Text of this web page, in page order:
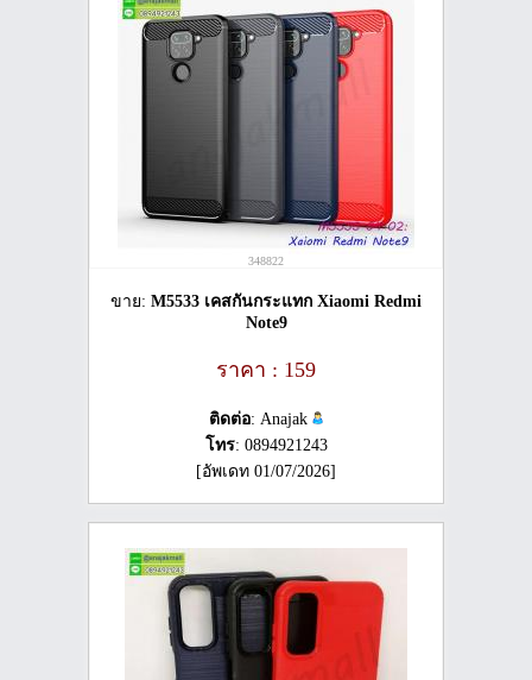
348822
ขาย: M5533 เคสกันกระแทก Xiaomi Redmi
Note9
ราคา : 159
ติดต่อ: Anajak
โทร: 0894921243
[อัพเดท 01/07/2026]